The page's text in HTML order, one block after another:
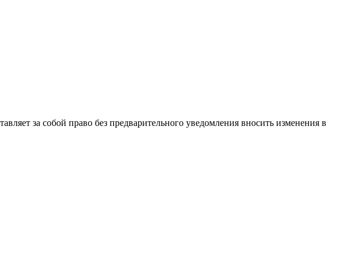
за собой право без предварительного уведомления вносить изменения в